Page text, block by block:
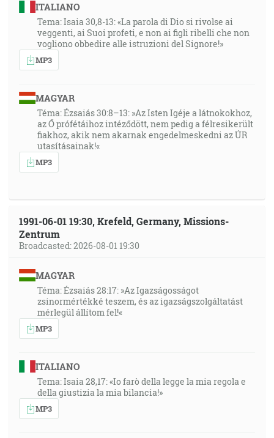
ITALIANO
Tema: Isaia 30,8-13: «La parola di Dio si rivolse ai
veggenti, ai Suoi profeti, e non ai figli ribelli che non
vogliono obbedire alle istruzioni del Signore!»
MP3
MAGYAR
Téma: Ézsaiás 30:8–13: »Az Isten Igéje a látnokokhoz,
az Ő prófétáihoz intéződött, nem pedig a félresikerült
fiakhoz, akik nem akarnak engedelmeskedni az ÚR
utasításainak!«
MP3
1991-06-01 19:30, Krefeld, Germany, Missions-
Zentrum
Broadcasted: 2026-08-01 19:30
MAGYAR
Téma: Ézsaiás 28:17: »Az Igazságosságot
zsinormértékké teszem, és az igazságszolgáltatást
mérlegül állítom fel!«
MP3
ITALIANO
Tema: Isaia 28,17: «Io farò della legge la mia regola e
della giustizia la mia bilancia!»
MP3